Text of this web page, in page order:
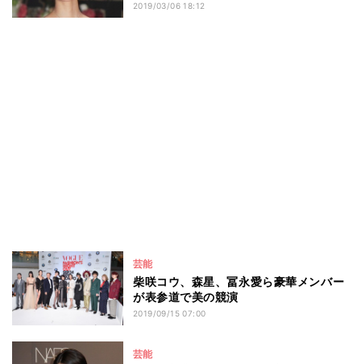
2019/03/06 18:12
芸能
柴咲コウ、森星、冨永愛ら豪華メンバー
が表参道で美の競演
2019/09/15 07:00
芸能